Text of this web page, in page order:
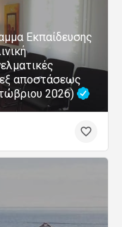
Εκπαίδευσης
εξ αποστάσεως
2026)